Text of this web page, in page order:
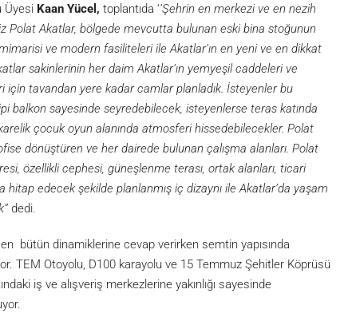
Üyesi Kaan Yücel, toplantıda ‘’Şehrin en merkezi ve en nezih
Polat Akatlar, bölgede mevcutta bulunan eski bina stoğunun
ve modern fasiliteleri ile Akatlar’ın en yeni ve en dikkat
sakinlerinin her daim Akatlar’ın yemyeşil caddeleri ve
için tavandan yere kadar camlar planladık. İsteyenler bu
balkon sayesinde seyredebilecek, isteyenlerse teras katında
çocuk oyun alanında atmosferi hissedebilecekler. Polat
dönüştüren ve her dairede bulunan çalışma alanları. Polat
özellikli cephesi, güneşlenme terası, ortak alanları, ticari
hitap edecek şekilde planlanmış iç dizaynı ile Akatlar’da yaşam
dedi.
bütün dinamiklerine cevap verirken semtin yapısında
TEM Otoyolu, D100 karayolu ve 15 Temmuz Şehitler Köprüsü
iş ve alışveriş merkezlerine yakınlığı sayesinde